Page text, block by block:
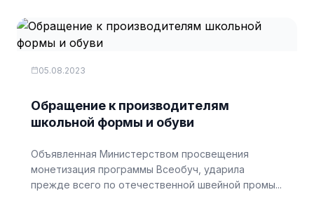
05.08.2023
Обращение к производителям
школьной формы и обуви
Объявленная Министерством просвещения
монетизация программы Всеобуч, ударила
прежде всего по отечественной швейной промы...